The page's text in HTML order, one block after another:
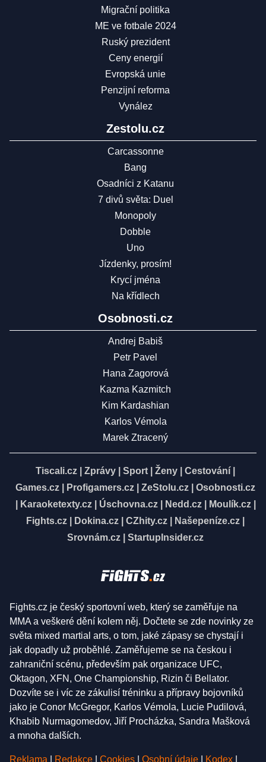
Migrační politika
ME ve fotbale 2024
Ruský prezident
Ceny energií
Evropská unie
Penzijní reforma
Vynález
Zestolu.cz
Carcassonne
Bang
Osadníci z Katanu
7 divů světa: Duel
Monopoly
Dobble
Uno
Jízdenky, prosím!
Krycí jména
Na křídlech
Osobnosti.cz
Andrej Babiš
Petr Pavel
Hana Zagorová
Kazma Kazmitch
Kim Kardashian
Karlos Vémola
Marek Ztracený
Tiscali.cz Zprávy Sport Ženy Cestování
Games.cz
Profigamers.cz ZeStolu.cz
Osobnosti.cz
Karaoketexty.cz| Úschovna.cz| Nedd.cz| Moulík.cz|
Fights.cz
Dokina.cz CZhity.cz Našepeníze.cz
Srovnám.cz
StartupInsider.cz
Fights.cz je český sportovní web, který se zaměřuje na
MMA a veškeré dění kolem něj. Dočtete se zde novinky ze
světa mixed martial arts, o tom, jaké zápasy se chystají i
jak dopadly už proběhlé. Zaměřujeme se na českou i
zahraniční scénu, především pak organizace UFC,
Oktagon, XFN, One Championship, Rizin či Bellator.
Dozvíte se i víc ze zákulisí tréninku a přípravy bojovníků
jako je Conor McGregor, Karlos Vémola, Lucie Pudilová,
Khabib Nurmagomedov, Jiří Procházka, Sandra Mašková
a mnoha dalších.
Reklama Redakce Cookies Osobní údaje Kodex